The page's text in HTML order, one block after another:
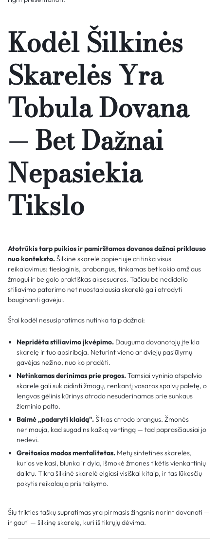
Kodėl Šilkinės
Skarelės Yra
Tobula Dovana
— Bet Dažnai
Nepasiekia
Tikslo
Atotrūkis tarp puikios ir pamirštamos dovanos dažnai priklauso
nuo konteksto.Šilkinė skarelė popieriuje atitinka visus
reikalavimus: tiesioginis, prabangus, tinkamas bet kokio amžiaus
žmogui ir be galo praktiškas aksesuaras. Tačiau be nedidelio
stiliavimo patarimo net nuostabiausia skarelė gali atrodyti
bauginanti gavėjui.
Štai kodėl nesusipratimas nutinka taip dažnai:
Nepridėta stiliavimo įkvėpimo. Dauguma dovanotojų įteikia
skarelę ir tuo apsiriboja. Neturint vieno ar dviejų pasiūlymų
gavėjas nežino, nuo ko pradėti.
Netinkamas derinimas prie progos.Tamsiai vyninio atspalvio
skarelė gali suklaidinti žmogų, renkantį vasaros spalvų paletę, o
lengvas gėlinis kūrinys atrodo nesuderinamas prie sunkaus
žieminio palto.
Baimė „padaryti klaidą".Šilkas atrodo brangus. Žmonės
nerimauja, kad sugadins kažką vertingą — tad paprasčiausiai jo
nedėvi.
Greitosios mados mentalitetas. Metų sintetinės skarelės,
kurios velkasi, blunka ir dyla, išmokė žmones tikėtis vienkartinių
daiktų. Tikra šilkinė skarelė elgiasi visiškai kitaip, ir tas lūkesčių
pokytis reikalauja prisitaikymo.
Šių trikties taškų supratimas yra pirmasis žingsnis norint dovanoti —
ir gauti — šilkinę skarelę, kuri iš tikrųjų dėvima.